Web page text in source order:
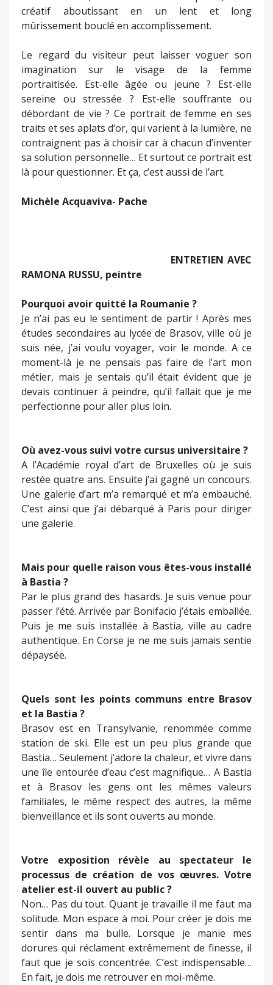
créatif aboutissant en un lent et long
mûrissement bouclé en accomplissement.
Le regard du visiteur peut laisser voguer son
imagination sur le visage de la femme
portraitisée. Est-elle âgée ou jeune ? Est-elle
sereine ou stressée ? Est-elle souffrante ou
débordant de vie ? Ce portrait de femme en ses
traits et ses aplats d’or, qui varient à la lumière, ne
contraignent pas à choisir car à chacun d’inventer
sa solution personnelle… Et surtout ce portrait est
là pour questionner. Et ça, c’est aussi de l’art.
Michèle Acquaviva- Pache
ENTRETIEN AVEC
RAMONA RUSSU, peintre
Pourquoi avoir quitté la Roumanie ?
Je n’ai pas eu le sentiment de partir ! Après mes
études secondaires au lycée de Brasov, ville où je
suis née, j’ai voulu voyager, voir le monde. A ce
moment-là je ne pensais pas faire de l’art mon
métier, mais je sentais qu’il était évident que je
devais continuer à peindre, qu’il fallait que je me
perfectionne pour aller plus loin.
Où avez-vous suivi votre cursus universitaire ?
A l’Académie royal d’art de Bruxelles où je suis
restée quatre ans. Ensuite j’ai gagné un concours.
Une galerie d’art m’a remarqué et m’a embauché.
C’est ainsi que j’ai débarqué à Paris pour diriger
une galerie.
Mais pour quelle raison vous êtes-vous installé
à Bastia ?
Par le plus grand des hasards. Je suis venue pour
passer l’été. Arrivée par Bonifacio j’étais emballée.
Puis je me suis installée à Bastia, ville au cadre
authentique. En Corse je ne me suis jamais sentie
dépaysée.
Quels sont les points communs entre Brasov
et la Bastia ?
Brasov est en Transylvanie, renommée comme
station de ski. Elle est un peu plus grande que
Bastia… Seulement j’adore la chaleur, et vivre dans
une île entourée d’eau c’est magnifique… A Bastia
et à Brasov les gens ont les mêmes valeurs
familiales, le même respect des autres, la même
bienveillance et ils sont ouverts au monde.
Votre exposition révèle au spectateur le
processus de création de vos œuvres. Votre
atelier est-il ouvert au public ?
Non… Pas du tout. Quant je travaille il me faut ma
solitude. Mon espace à moi. Pour créer je dois me
sentir dans ma bulle. Lorsque je manie mes
dorures qui réclament extrêmement de finesse, il
faut que je sois concentrée. C’est indispensable…
En fait, je dois me retrouver en moi-même.